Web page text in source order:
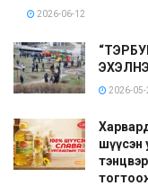
2026-06-12
2026-05-
шүүсэн